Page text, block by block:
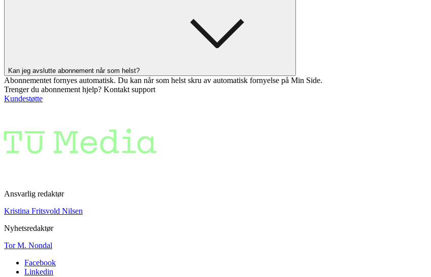
Kan jeg avslutte abonnement når som helst?
Abonnementet fornyes automatisk. Du kan når som helst skru av automatisk fornyelse på Min Side.
Trenger du abonnement hjelp? Kontakt support
Kundestøtte
Ansvarlig redaktør
Kristina Fritsvold Nilsen
Nyhetsredaktør
Tor M. Nondal
Facebook
Linkedin